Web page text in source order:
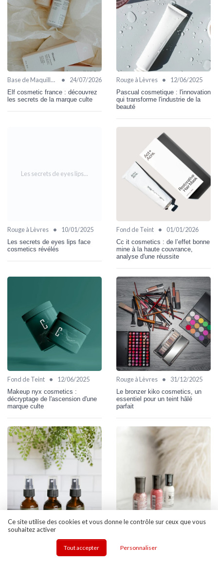
Base de Maquillage • 24/07/2026
Elf cosmetic france : découvrez
les secrets de la marque culte
Rouge à Lèvres • 12/06/2025
Pascual cosmetique : l'innovation
qui transforme l'industrie de la
beauté
Les secrets de eyes lips...
Rouge à Lèvres • 10/01/2025
Les secrets de eyes lips face
cosmetics révélés
Fond de Teint • 01/01/2026
Cc it cosmetics : de l’effet bonne
mine à la haute couvrance,
analyse d'une réussite
Fond de Teint • 12/06/2025
Makeup nyx cosmetics :
décryptage de l'ascension d'une
marque culte
Rouge à Lèvres • 31/12/2025
Le bronzer kiko cosmetics, un
essentiel pour un teint hâlé
parfait
Fond de Teint •
It cosmetics cc cream : le secret
d'un teint parfait révélé
de la marque qui révolutionne le
Ce site utilise des cookies et vous donne le contrôle sur ceux que vous
souhaitez activer
Tout accepter Personnaliser